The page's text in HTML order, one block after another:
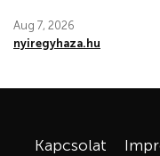
Aug 7, 2026
nyiregyhaza.hu
Kapcsolat